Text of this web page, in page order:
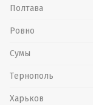
Полтава
Ровно
Сумы
Тернополь
Харьков